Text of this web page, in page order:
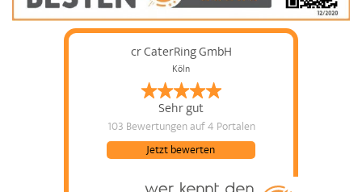
cr CaterRing GmbH
Köln
Sehr gut
103 Bewertungenauf 4 Portalen
Jetzt bewerten